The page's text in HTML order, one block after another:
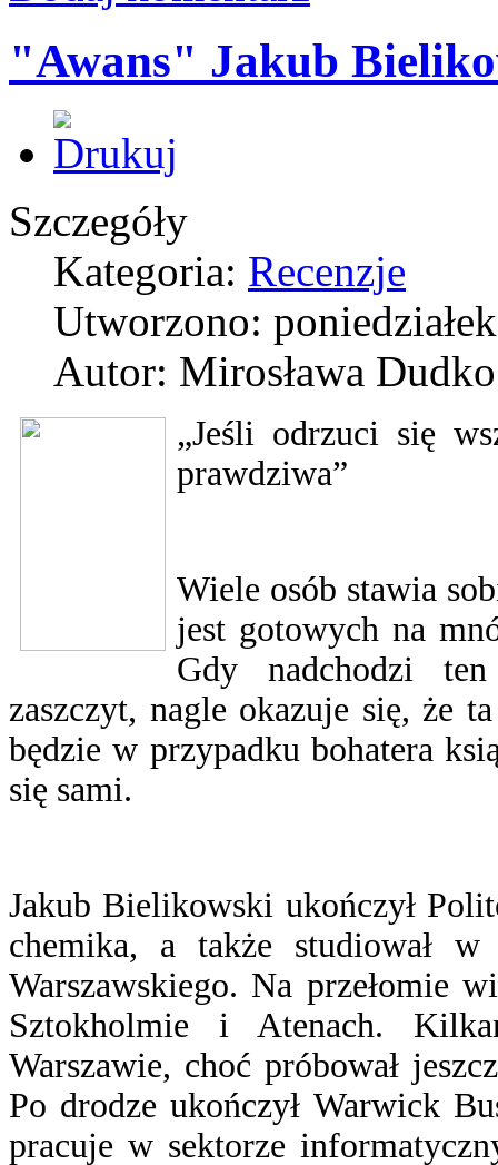
"Awans" Jakub
Szczegóły
Kategoria: Recenzje
Utworzono:
Autor: Mirosława Dudko
„Jeśli odrzuci się
prawdziwa”
Wiele osób stawia
jest gotowych na
Gdy nadchodzi
zaszczyt, nagle okazuje się, że
będzie w przypadku bohatera
się sami.
Jakub Bielikowski ukończył
chemika, a także studiował w
Warszawskiego. Na przełomie
Sztokholmie i Atenach.
Warszawie, choć próbował
Po drodze ukończył Warwick
pracuje w sektorze